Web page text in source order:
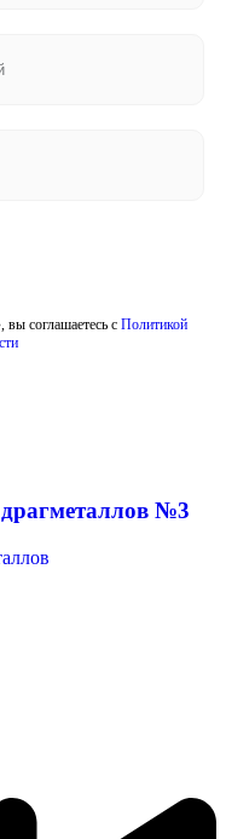
соглашаетесь с Политикой
драгметаллов №3